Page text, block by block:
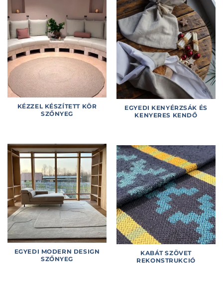
KÉZZEL KÉSZÍTETT KÖR
SZŐNYEG
EGYEDI KENYÉRZSÁK ÉS
KENYERES KENDŐ
EGYEDI MODERN DESIGN
SZŐNYEG
KABÁT SZÖVET
REKONSTRUKCIÓ